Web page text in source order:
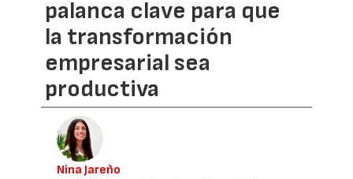
palanca clave para que
la transformación
empresarial sea
productiva
Nina Jareño